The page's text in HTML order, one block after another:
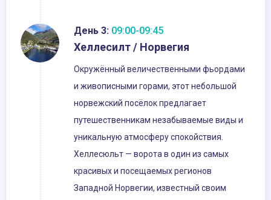
День 3: 09:00-09:45
Хеллесилт / Норвегия
Окружённый величественными фьордами
и живописными горами, этот небольшой
норвежский посёлок предлагает
путешественникам незабываемые виды и
уникальную атмосферу спокойствия.
Хеллесюльт — ворота в один из самых
красивых и посещаемых регионов
Западной Норвегии, известный своим